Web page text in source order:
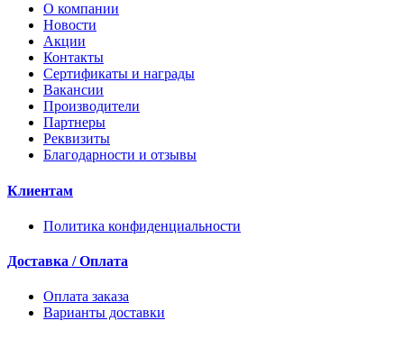
О компании
Новости
Акции
Контакты
Сертификаты и награды
Вакансии
Производители
Партнеры
Реквизиты
Благодарности и отзывы
Клиентам
Политика конфиденциальности
Доставка / Оплата
Оплата заказа
Варианты доставки